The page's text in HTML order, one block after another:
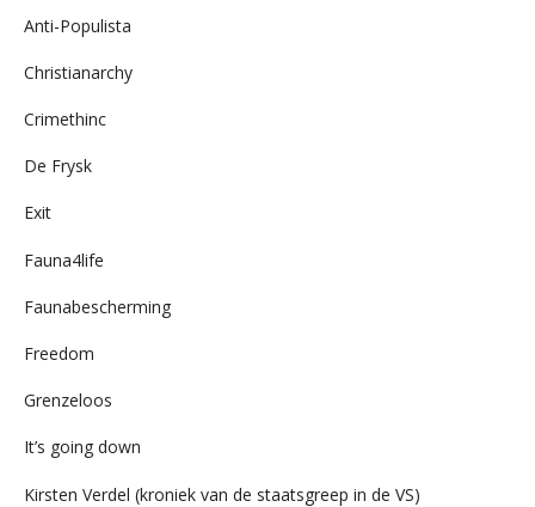
Anti-Populista
Christianarchy
Crimethinc
De Frysk
Exit
Fauna4life
Faunabescherming
Freedom
Grenzeloos
It’s going down
Kirsten Verdel (kroniek van de staatsgreep in de VS)